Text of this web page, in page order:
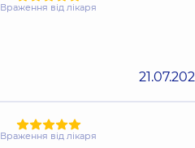
Враження від лікаря
Враження від лікаря